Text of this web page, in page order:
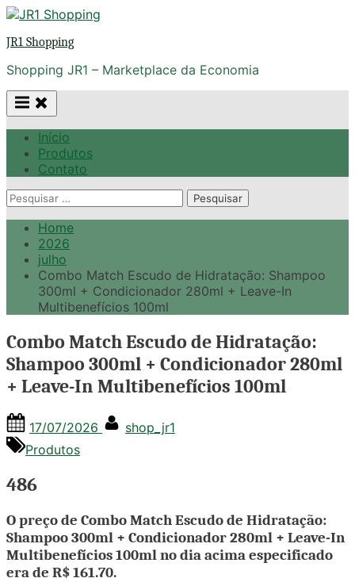
Skip
content
JR1 Shopping
Shopping JR1 – Marketplace da Economia
Início
Produtos
Contato
Pesquisar
Home
2026
julho
Combo Match Escudo de Hidratação: Shampoo
300ml + Condicionador 280ml + Leave-In
Multibenefícios 100ml
Combo Match Escudo de Hidratação:
Shampoo 300ml + Condicionador 280ml
+ Leave-In Multibenefícios 100ml
Posted
on
17/07/2026 By
shop_jr1
Produtos
486
O preço de Combo Match Escudo de Hidratação:
Shampoo 300ml + Condicionador 280ml + Leave-In
Multibenefícios 100ml no dia acima especificado
era de R$ 161.70.